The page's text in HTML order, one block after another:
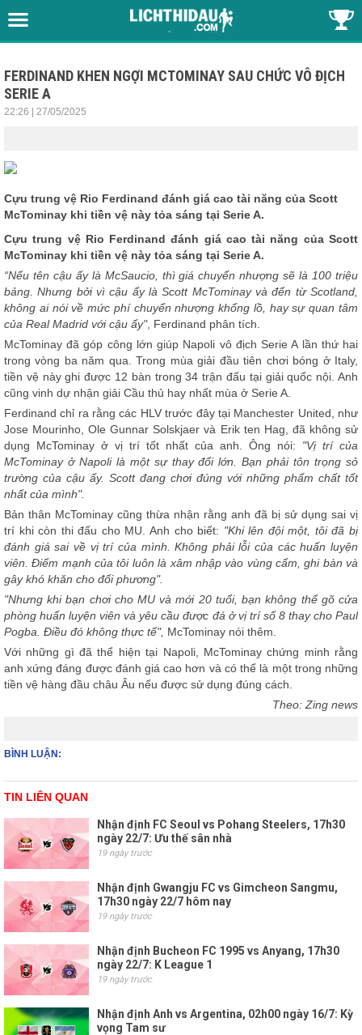
FERDINAND KHEN NGỢI MCTOMINAY SAU CHỨC VÔ ĐỊCH
SERIE A
22:26 | 27/05/2025
Cựu trung vệ Rio Ferdinand đánh giá cao tài năng của Scott
McTominay khi tiền vệ này tỏa sáng tại Serie A.
Cựu trung vệ Rio Ferdinand đánh giá cao tài năng của Scott
McTominay khi tiền vệ này tỏa sáng tại Serie A.
“Nếu tên cậu ấy là McSaucio, thì giá chuyển nhượng sẽ là 100 triệu
bảng. Nhưng bởi vì cậu ấy là Scott McTominay và đến từ Scotland,
không ai nói về mức phí chuyển nhượng khổng lồ, hay sự quan tâm
của Real Madrid với cậu ấy", Ferdinand phân tích.
McTominay đã góp công lớn giúp Napoli vô địch Serie A lần thứ hai
trong vòng ba năm qua. Trong mùa giải đầu tiên chơi bóng ở Italy,
tiền vệ này ghi được 12 bàn trong 34 trận đấu tại giải quốc nội. Anh
cũng vinh dự nhận giải Cầu thủ hay nhất mùa ở Serie A.
Ferdinand chỉ ra rằng các HLV trước đây tại Manchester United, như
Jose Mourinho, Ole Gunnar Solskjaer và Erik ten Hag, đã không sử
dụng McTominay ở vị trí tốt nhất của anh. Ông nói: "Vị trí của
McTominay ở Napoli là một sự thay đổi lớn. Bạn phải tôn trọng sở
trường của cậu ấy. Scott đang chơi đúng với những phẩm chất tốt
nhất của mình".
Bản thân McTominay cũng thừa nhận rằng anh đã bị sử dụng sai vị
trí khi còn thi đấu cho MU. Anh cho biết: "Khi lên đội một, tôi đã bị
đánh giá sai về vị trí của mình. Không phải lỗi của các huấn luyện
viên. Điểm mạnh của tôi luôn là xâm nhập vào vùng cấm, ghi bàn và
gây khó khăn cho đối phương".
"Nhưng khi bạn chơi cho MU và mới 20 tuổi, bạn không thể gõ cửa
phòng huấn luyện viên và yêu cầu được đá ở vị trí số 8 thay cho Paul
Pogba. Điều đó không thực tế", McTominay nói thêm.
Với những gì đã thể hiện tại Napoli, McTominay chứng minh rằng
anh xứng đáng được đánh giá cao hơn và có thể là một trong những
tiền vệ hàng đầu châu Âu nếu được sử dụng đúng cách.
Theo: Zing news
BÌNH LUẬN:
TIN LIÊN QUAN
Nhận định FC Seoul vs Pohang Steelers, 17h30
ngày 22/7: Ưu thế sân nhà
19 ngày trước
Nhận định Gwangju FC vs Gimcheon Sangmu,
17h30 ngày 22/7 hôm nay
19 ngày trước
Nhận định Bucheon FC 1995 vs Anyang, 17h30
ngày 22/7: K League 1
19 ngày trước
Nhận định Anh vs Argentina, 02h00 ngày 16/7: Kỳ
vọng Tam sư